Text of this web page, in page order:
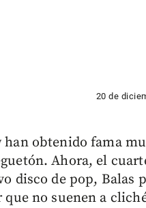
20 de
han obtenido fama
Ahora, el
disco de pop, Balas
no suenen a